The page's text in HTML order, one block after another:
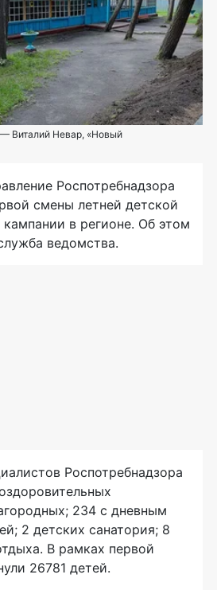
Виталий Невар, «Новый
Роспотребнадзора
смены летней детской
в регионе. Об этом
ведомства.
Роспотребнадзора
234 с дневным
2 детских санатория; 8
В рамках первой
26781 детей.